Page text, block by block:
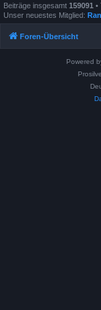
Beiträge insgesamt 159091 •
Unser neuestes Mitglied:
Foren-Übersicht
Powered